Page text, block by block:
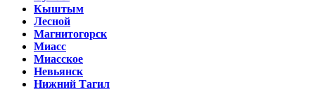
Кыштым
Лесной
Магнитогорск
Миасс
Миасское
Невьянск
Нижний Тагил